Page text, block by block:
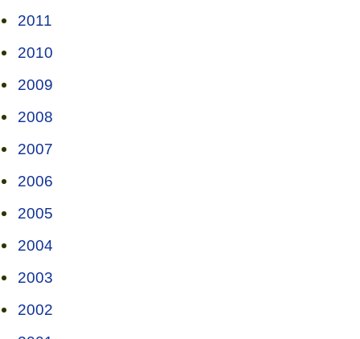
2011
2010
2009
2008
2007
2006
2005
2004
2003
2002